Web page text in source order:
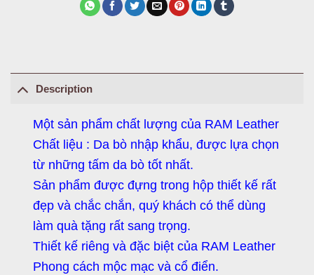
Description
Một sản phẩm chất lượng của RAM Leather
Chất liệu : Da bò nhập khẩu, được lựa chọn
từ những tấm da bò tốt nhất.
Sản phẩm được đựng trong hộp thiết kế rất
đẹp và chắc chắn, quý khách có thể dùng
làm quà tặng rất sang trọng.
Thiết kế riêng và đặc biệt của RAM Leather
Phong cách mộc mạc và cổ điển.